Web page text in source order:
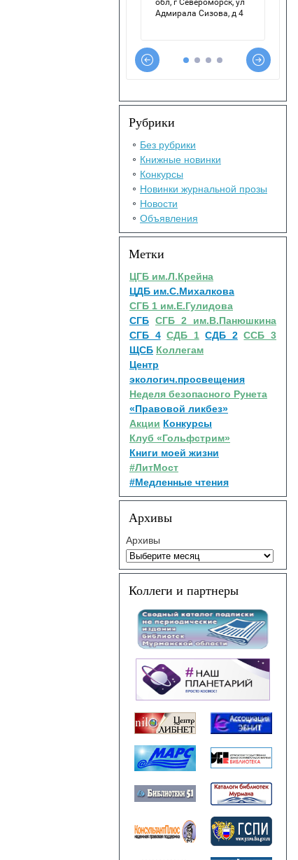
Рубрики
Без рубрики
Книжные новинки
Конкурсы
Новинки журнальной прозы
Новости
Объявления
Метки
ЦГБ им.Л.Крейна
ЦДБ им.С.Михалкова
СГБ 1 им.Е.Гулидова
СГБ СГБ 2 им.В.Панюшкина
СГБ 4 СДБ 1 СДБ 2 ССБ 3
ЩСБ Коллегам
Центр
экологич.просвещения
Неделя безопасного Рунета
«Правовой ликбез»
Акции Конкурсы
Клуб «Гольфстрим»
Книги моей жизни
#ЛитМост
#Медленные чтения
Архивы
Архивы
Коллеги и партнеры